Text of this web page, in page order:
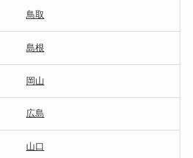
鳥取
島根
岡山
広島
山口